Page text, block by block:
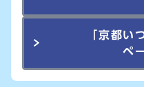
「京都い
ペ